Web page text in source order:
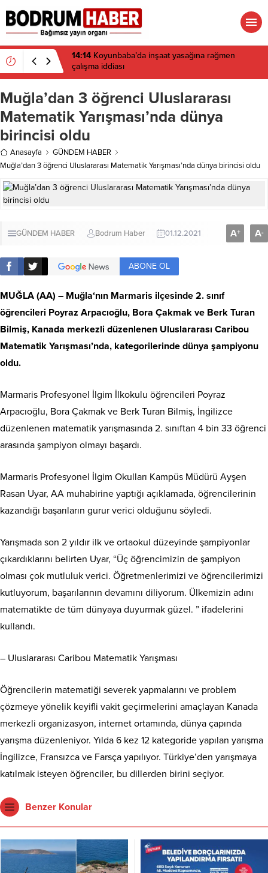
14:14 Koyunbaba’da inşaat yasağına rağmen
çalışma iddiası
Muğla’dan 3 öğrenci Uluslararası
Matematik Yarışması’nda dünya
birincisi oldu
Anasayfa
GÜNDEM HABER
Muğla’dan 3 öğrenci Uluslararası Matematik Yarışması’nda dünya birincisi oldu
GÜNDEM HABER Bodrum Haber 01.12.2021 A+ A-
ABONE OL
MUĞLA (AA) – Muğla‘nın Marmaris ilçesinde 2. sınıf
öğrencileri Poyraz Arpacıoğlu, Bora Çakmak ve Berk Turan
Bilmiş, Kanada merkezli düzenlenen Uluslararası Caribou
Matematik Yarışması’nda, kategorilerinde dünya şampiyonu
oldu.
Marmaris Profesyonel İlgim İlkokulu öğrencileri Poyraz
Arpacıoğlu, Bora Çakmak ve Berk Turan Bilmiş, İngilizce
düzenlenen matematik yarışmasında 2. sınıftan 4 bin 33 öğrenci
arasında şampiyon olmayı başardı.
Marmaris Profesyonel İlgim Okulları Kampüs Müdürü Ayşen
Rasan Uyar, AA muhabirine yaptığı açıklamada, öğrencilerinin
kazandığı başarıların gurur verici olduğunu söyledi.
Yarışmada son 2 yıldır ilk ve ortaokul düzeyinde şampiyonlar
çıkardıklarını belirten Uyar, “Üç öğrencimizin de şampiyon
olması çok mutluluk verici. Öğretmenlerimizi ve öğrencilerimizi
kutluyorum, başarılarının devamını diliyorum. Ülkemizin adını
matematikte de tüm dünyaya duyurmak güzel. ” ifadelerini
kullandı.
– Uluslararası Caribou Matematik Yarışması
Öğrencilerin matematiği severek yapmalarını ve problem
çözmeye yönelik keyifli vakit geçirmelerini amaçlayan Kanada
merkezli organizasyon, internet ortamında, dünya çapında
yarışma düzenleniyor. Yılda 6 kez 12 kategoride yapılan yarışma
İngilizce, Fransızca ve Farsça yapılıyor. Türkiye’den yarışmaya
katılmak isteyen öğrenciler, bu dillerden birini seçiyor.
Benzer Konular